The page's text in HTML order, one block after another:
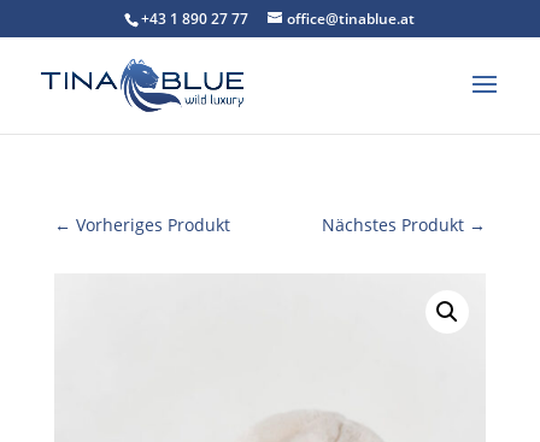
+43 1 890 27 77 office@tinablue.at
← Vorheriges Produkt Nächstes Produkt →